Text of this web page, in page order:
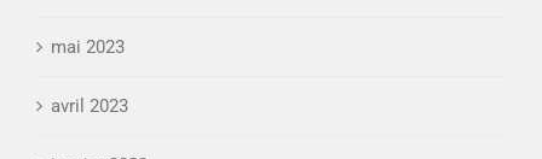
mai 2023
avril 2023